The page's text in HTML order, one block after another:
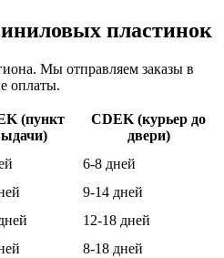
пластинок
Мы отправляем заказы в
оплаты.
(пункт
CDEK (курьер до
двери)
6-8 дней
9-14 дней
12-18 дней
8-18 дней